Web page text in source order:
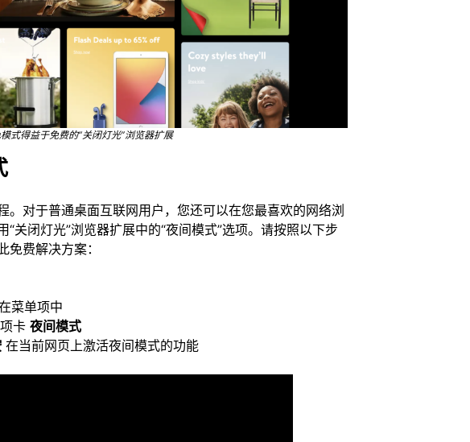
式得益于免费的“关闭灯光”浏览器扩展
。对于普通桌面互联网用户，您还可以在您最喜欢的网络浏
关闭灯光”浏览器扩展中的“夜间模式”选项。请按照以下步
费解决方案：
菜单项中
项卡夜间模式
在当前网页上激活夜间模式的功能